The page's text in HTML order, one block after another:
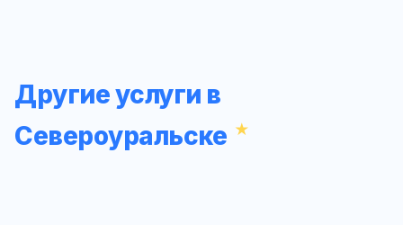
Другие услуги в
Североуральске